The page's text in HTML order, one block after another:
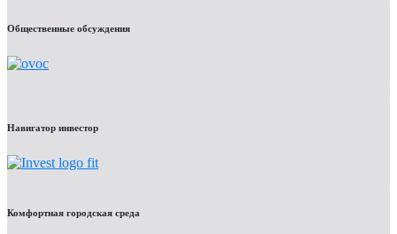
Общественные обсуждения
Навигатор инвестор
Комфортная городская среда